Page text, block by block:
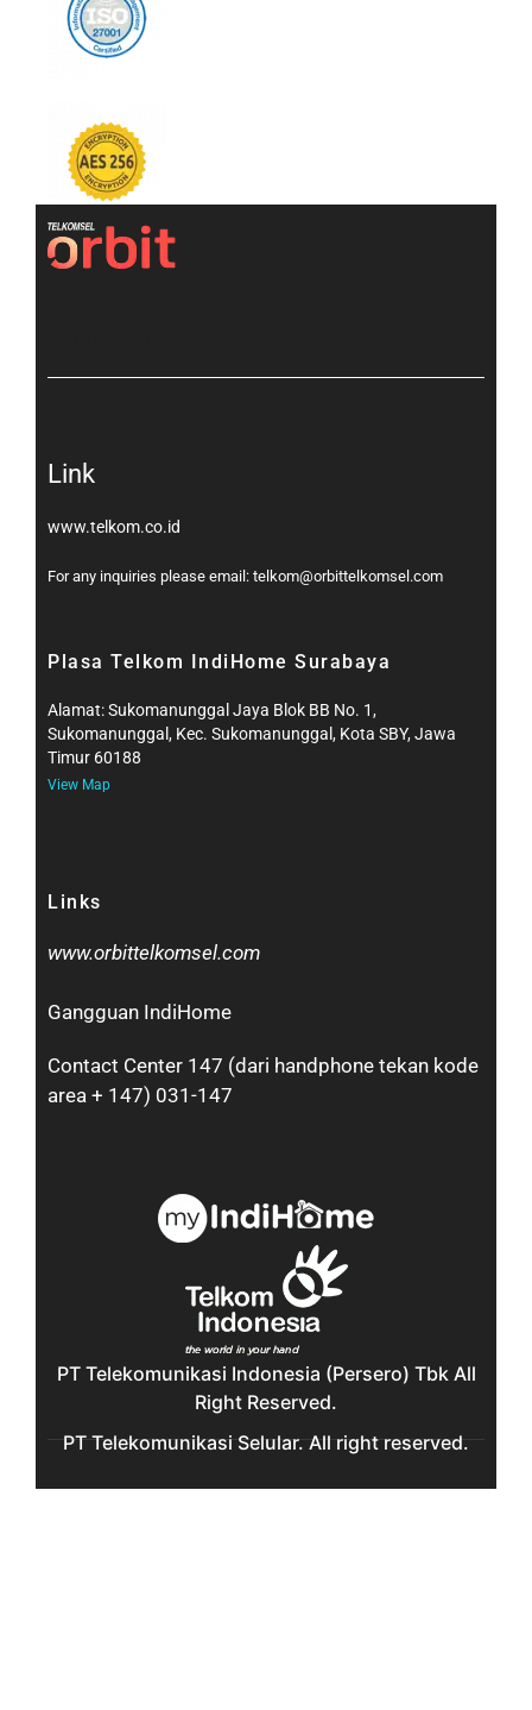
Link
www.telkom.co.id
For any inquiries please email: telkom@orbittelkomsel.com
Plasa Telkom IndiHome Surabaya
Alamat: Sukomanunggal Jaya Blok BB No. 1,
Sukomanunggal, Kec. Sukomanunggal, Kota SBY, Jawa
Timur 60188
View Map
Links
www.orbittelkomsel.com
Gangguan IndiHome
Contact Center 147 (dari handphone tekan kode
area + 147) 031-147
PT Telekomunikasi Indonesia (Persero) Tbk All
Right Reserved.
PT Telekomunikasi Selular. All right reserved.